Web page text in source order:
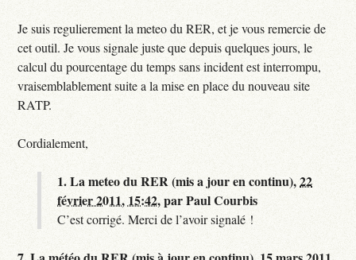
Je suis regulierement la meteo du RER, et je vous remercie de
cet outil. Je vous signale juste que depuis quelques jours, le
calcul du pourcentage du temps sans incident est interrompu,
vraisemblablement suite a la mise en place du nouveau site
RATP.
Cordialement,
1.La meteo du RER (mis a jour en continu),22
février 2011, 15:42,parPaul Courbis
C’est corrigé. Merci de l’avoir signalé !